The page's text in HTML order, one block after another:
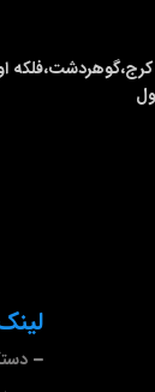
کرج،گوهردشت،فلکه